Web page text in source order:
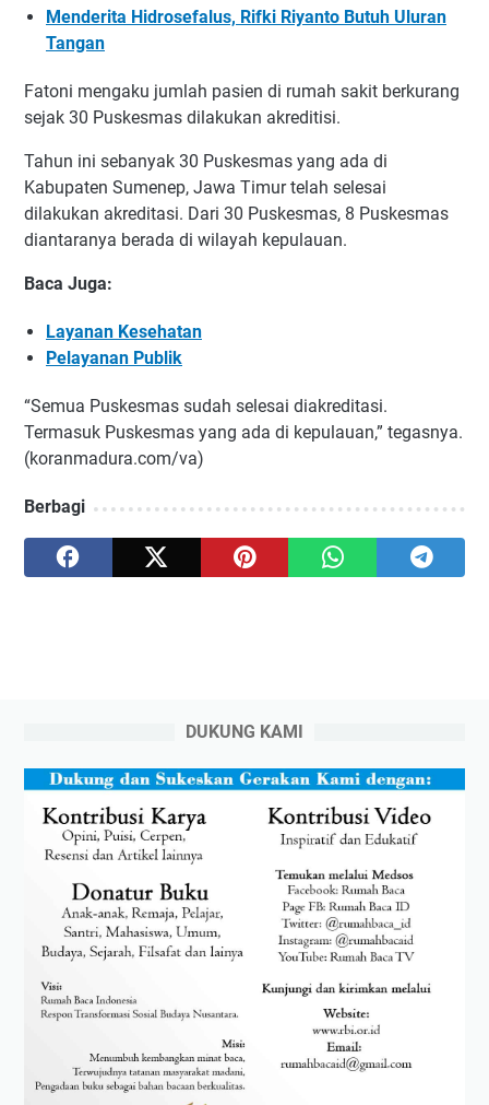
Menderita Hidrosefalus, Rifki Riyanto Butuh Uluran
Tangan
Fatoni mengaku jumlah pasien di rumah sakit berkurang
sejak 30 Puskesmas dilakukan akreditisi.
Tahun ini sebanyak 30 Puskesmas yang ada di
Kabupaten Sumenep, Jawa Timur telah selesai
dilakukan akreditasi. Dari 30 Puskesmas, 8 Puskesmas
diantaranya berada di wilayah kepulauan.
Baca Juga:
Layanan Kesehatan
Pelayanan Publik
“Semua Puskesmas sudah selesai diakreditasi.
Termasuk Puskesmas yang ada di kepulauan,” tegasnya.
(koranmadura.com/va)
Berbagi
DUKUNG KAMI